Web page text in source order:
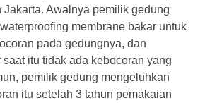
Jakarta. Awalnya pemilik gedung
membrane bakar untuk
pada gedungnya, dan
saat itu tidak ada kebocoran yang
pemilik gedung mengeluhkan
itu setelah 3 tahun pemakaian